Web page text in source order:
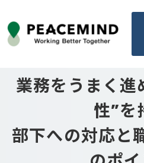
TOP業務をうまく進
性”を
部下への対応と